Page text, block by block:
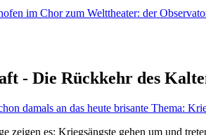
im Chor zum Welttheater: der
- Die Rückkehr des
damals an das heute brisante Thema:
zeigen es: Kriegsängste gehen um und